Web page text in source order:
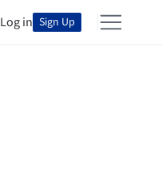
Log in Sign Up